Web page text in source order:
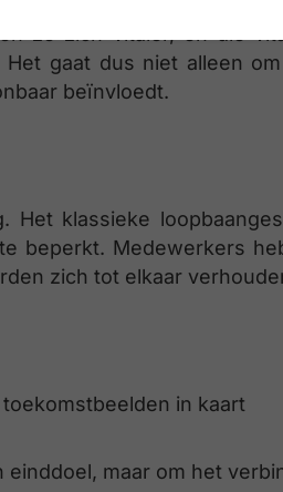
wanneer mensen
ze zich vitaler, en die
gaat dus niet alleen
beïnvloedt.
Het klassieke
beperkt. Medewerkers
zich tot elkaar
in kaart
maar om het